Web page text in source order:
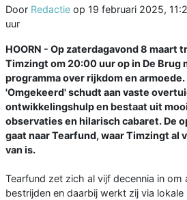
Door Redactie op 19 februari 2025,
uur
HOORN - Op zaterdagavond 8 maart
Timzingt om 20:00 uur op in De Brug
programma over rijkdom en
'Omgekeerd' schudt aan vaste
ontwikkelingshulp en bestaat uit
observaties en hilarisch cabaret. De
gaat naar Tearfund, waar Timzingt al
van is.
Tearfund zet zich al vijf decennia in
bestrijden en daarbij werkt zij via lokale